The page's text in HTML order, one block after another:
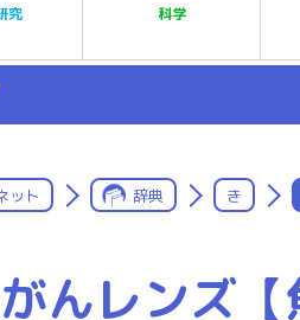
究 科学
ット 辞典 き
んレンズ【